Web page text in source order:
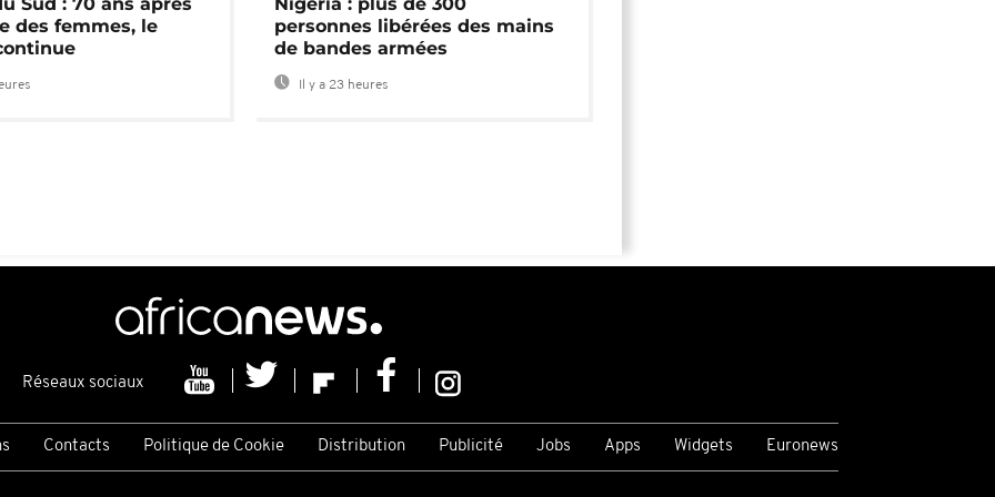
Sud : 70 ans après
des femmes, le
Nigeria : plus de 300
personnes libérées des mains
de bandes armées
Il y a 23 heures
Réseaux sociaux
Contacts Politique de Cookie Distribution Publicité Jobs Apps Widgets Euronews